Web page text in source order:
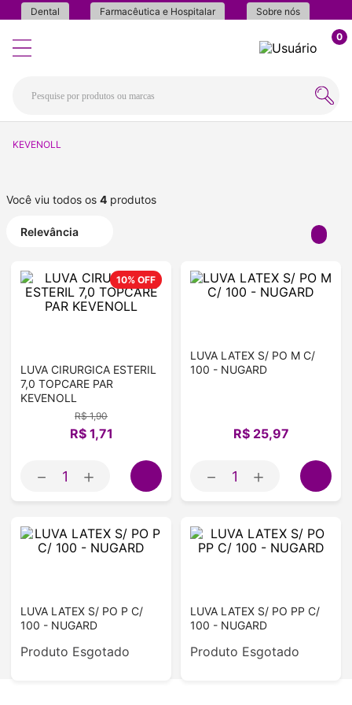
Dental Farmacêutica e Hospitalar Sobre nós
0
KEVENOLL
Você viu todos os 4 produtos
Relevância
10% OFF
LUVA CIRURGICA ESTERIL
7,0 TOPCARE PAR
KEVENOLL
R$ 1,90
R$ 1,71
＋
－
LUVA LATEX S/ PO M C/
100 - NUGARD
R$ 25,97
＋
－
LUVA LATEX S/ PO P C/
100 - NUGARD
Produto Esgotado
LUVA LATEX S/ PO PP C/
100 - NUGARD
Produto Esgotado